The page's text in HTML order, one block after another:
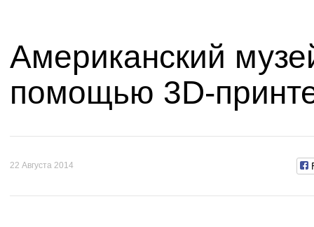
Американский
помощью 3D-
22 Августа 2014